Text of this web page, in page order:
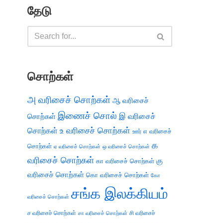
தேடு
சொற்கள்
அ வரிசைச் சொற்கள் ஆ வரிசைச்
சொற்கள் இணைச் சொல் இ வரிசைச்
சொற்கள் உ வரிசைச் சொற்கள் ஊர் எ வரிசைச்
சொற்கள் ஏ வரிசைச் சொற்கள் ஒ வரிசைச் சொற்கள் க
வரிசைச் சொற்கள் கா வரிசைச் சொற்கள் கு
வரிசைச் சொற்கள் கொ வரிசைச் சொற்கள் கோ
வரிசைச் சொற்கள் சங்க இலக்கியம்
ச வரிசைச் சொற்கள் சா வரிசைச் சொற்கள் சி வரிசைச்